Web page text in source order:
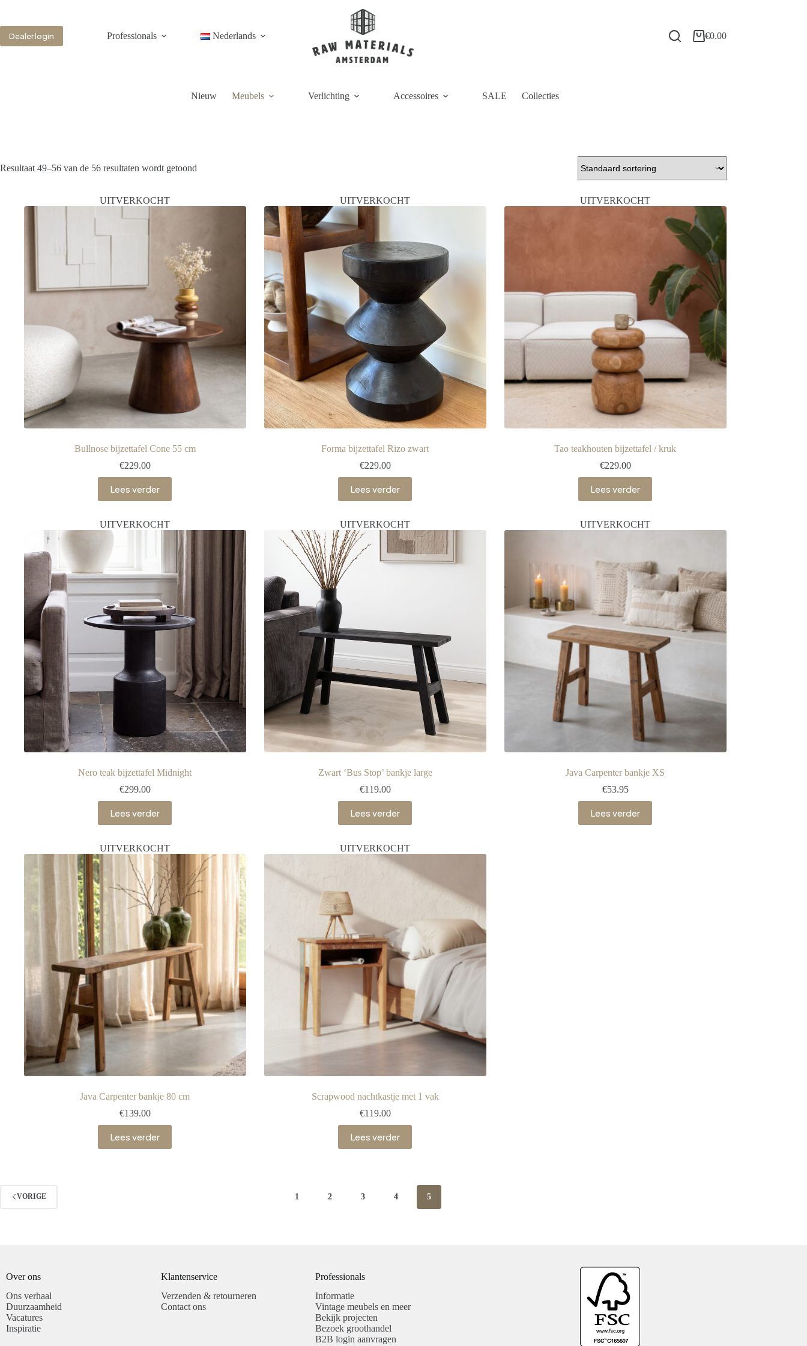
Dealer login Professionals Nederlands €0.00
Nieuw Meubels Verlichting Accessoires SALE Collecties
Resultaat 49–56 van de 56 resultaten wordt getoond
UITVERKOCHT
Bullnose bijzettafel Cone 55 cm
€229.00
Lees verder
UITVERKOCHT
Forma bijzettafel Rizo zwart
€229.00
Lees verder
UITVERKOCHT
Tao teakhouten bijzettafel / kruk
€229.00
Lees verder
UITVERKOCHT
Nero teak bijzettafel Midnight
€299.00
Lees verder
UITVERKOCHT
Zwart ‘Bus Stop’ bankje large
€119.00
Lees verder
UITVERKOCHT
Java Carpenter bankje XS
€53.95
Lees verder
UITVERKOCHT
Java Carpenter bankje 80 cm
€139.00
Lees verder
UITVERKOCHT
Scrapwood nachtkastje met 1 vak
€119.00
Lees verder
VORIGE 1 2 3 4 5
Over ons
Ons verhaal
Duurzaamheid
Vacatures
Inspiratie
Klantenservice​
Verzenden & retourneren
Contact ons
Professionals​
Informatie
Vintage meubels en meer
Bekijk projecten
Bezoek groothandel
B2B login aanvragen